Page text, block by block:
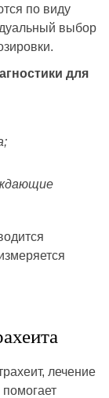
по виду
выбор
для
лечение